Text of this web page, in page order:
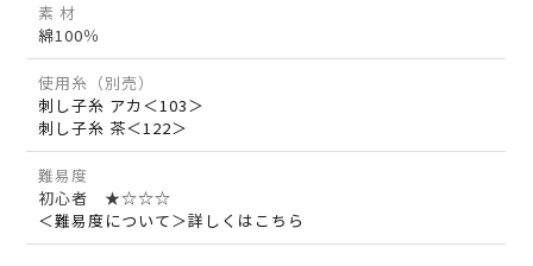
素 材
綿100％
使用糸（別売）
刺し子糸 アカ＜103＞
刺し子糸 茶＜122＞
難易度
初心者 ★☆☆☆
＜難易度について＞詳しくはこちら